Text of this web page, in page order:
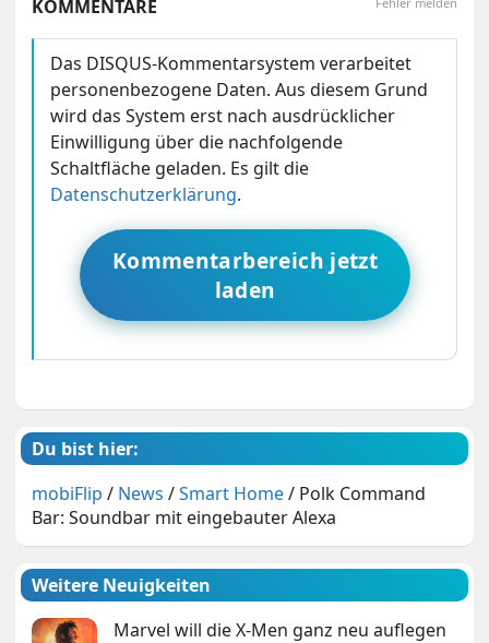
KOMMENTARE
Das DISQUS-Kommentarsystem verarbeitet
personenbezogene Daten. Aus diesem Grund
wird das System erst nach ausdrücklicher
Einwilligung über die nachfolgende
Schaltfläche geladen. Es gilt die
Datenschutzerklärung.
Kommentarbereich jetzt
laden
Du bist hier:
mobiFlip / News /Smart Home/ Polk Command
Bar: Soundbar mit eingebauter Alexa
Weitere Neuigkeiten
Marvel will die X-Men ganz neu auflegen